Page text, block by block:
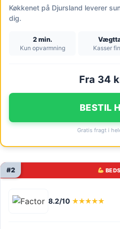
Køkkenet på Djursland leverer
dig.
2 min.
Kun opvarmning Kasser
Fra 34
BESTIL
Gratis fragt i
#2
8.2/10 ★★★★★